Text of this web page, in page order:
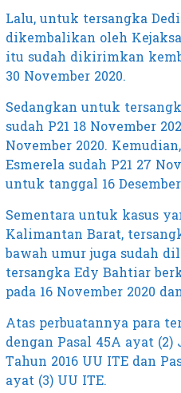
Lalu, untuk tersangka
dikembalikan oleh
itu sudah dikirimkan
30 November 2020.
Sedangkan untuk
sudah P21 18 November
November 2020.
Esmerela sudah P21 27
untuk tanggal 16
Sementara untuk kasus
Kalimantan Barat,
bawah umur juga sudah
tersangka Edy Bahtiar
pada 16 November 2020
Atas perbuatannya para
dengan Pasal 45A ayat (2)
Tahun 2016 UU ITE dan
ayat (3) UU ITE.